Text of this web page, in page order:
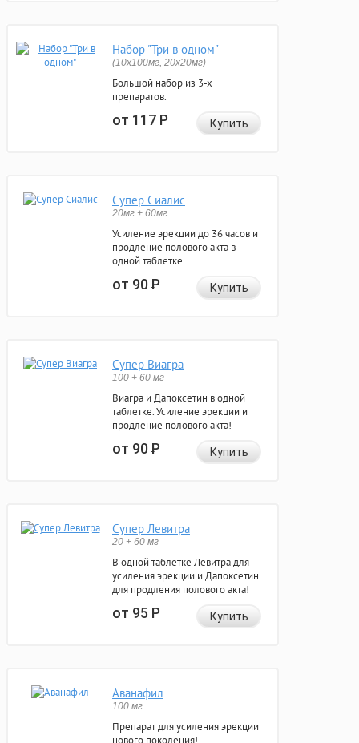
Набор "Три в одном"
(10x100мг, 20x20мг)
Большой набор из 3-х
препаратов.
от 117Р Купить
Супер Сиалис
20мг + 60мг
Усиление эрекции до 36 часов и
продление полового акта в
одной таблетке.
от 90Р Купить
Супер Виагра
100 + 60 мг
Виагра и Дапоксетин в одной
таблетке. Усиление эрекции и
продление полового акта!
от 90Р Купить
Супер Левитра
20 + 60 мг
В одной таблетке Левитра для
усиления эрекции и Дапоксетин
для продления полового акта!
от 95Р Купить
Аванафил
100 мг
Препарат для усиления эрекции